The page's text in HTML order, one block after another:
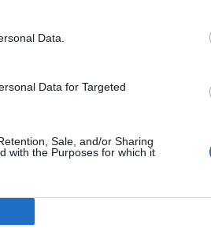
Data.
Data for Targeted
Sale, and/or Sharing
with the Purposes for which it
numatė katastrofišką karo